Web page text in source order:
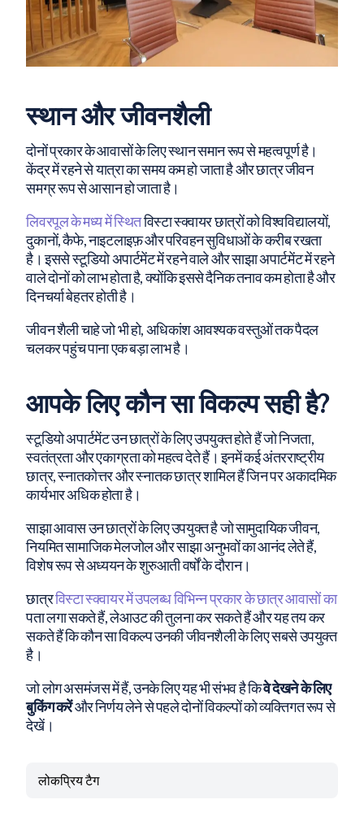
स्थान और जीवनशैली
दोनों प्रकार के आवासों के लिए स्थान समान रूप से महत्वपूर्ण है।
केंद्र में रहने से यात्रा का समय कम हो जाता है और छात्र जीवन
समग्र रूप से आसान हो जाता है।
लिवरपूल के मध्य में स्थितविस्टा स्क्वायर छात्रों को विश्वविद्यालयों,
दुकानों, कैफे, नाइटलाइफ़ और परिवहन सुविधाओं के करीब रखता
है। इससे स्टूडियो अपार्टमेंट में रहने वाले और साझा अपार्टमेंट में रहने
वाले दोनों को लाभ होता है, क्योंकि इससे दैनिक तनाव कम होता है और
दिनचर्या बेहतर होती है।
जीवन शैली चाहे जो भी हो, अधिकांश आवश्यक वस्तुओं तक पैदल
चलकर पहुंच पाना एक बड़ा लाभ है।
आपके लिए कौन सा विकल्प सही है?
स्टूडियो अपार्टमेंट उन छात्रों के लिए उपयुक्त होते हैं जो निजता,
स्वतंत्रता और एकाग्रता को महत्व देते हैं। इनमें कई अंतरराष्ट्रीय
छात्र, स्नातकोत्तर और स्नातक छात्र शामिल हैं जिन पर अकादमिक
कार्यभार अधिक होता है।
साझा आवास उन छात्रों के लिए उपयुक्त है जो सामुदायिक जीवन,
नियमित सामाजिक मेलजोल और साझा अनुभवों का आनंद लेते हैं,
विशेष रूप से अध्ययन के शुरुआती वर्षों के दौरान।
छात्रविस्टा स्क्वायर में उपलब्ध विभिन्न प्रकार के छात्र आवासों का
पता लगा सकते हैं, लेआउट की तुलना कर सकते हैं और यह तय कर
सकते हैं कि कौन सा विकल्प उनकी जीवनशैली के लिए सबसे उपयुक्त
है।
जो लोग असमंजस में हैं, उनके लिए यह भी संभव है किवे देखने के लिए
बुकिंग करेंऔर निर्णय लेने से पहले दोनों विकल्पों को व्यक्तिगत रूप से
देखें।
लोकप्रिय टैग